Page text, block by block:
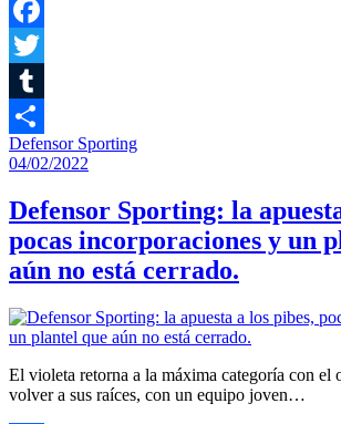
Facebook
Twitter
Tumblr
Compartir
Defensor Sporting
04/02/2022
Defensor Sporting: la
pocas incorporaciones y un
aún no está cerrado.
El violeta retorna a la máxima categoría con el
volver a sus raíces, con un equipo joven…